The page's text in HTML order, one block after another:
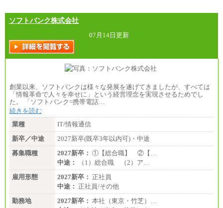
ソフトバンク株式会社
07月14日更新
創業以来、ソフトバンクは様々な発展を遂げてきましたが、すべては
「情報革命で人々を幸せに」という経営理念を実現させるためでし
た。 「ソフトバンク=携帯電話…
続きを読む
業種
IT/情報通信
新卒／中途
2027新卒(既卒3年以内可)・中途
募集職種
2027新卒： ①【総合職】 ②【…
中途：
（1）総合職 （2）ア…
雇用形態
2027新卒： 正社員
中途： 正社員/その他
勤務地
2027新卒： 本社（東京・竹芝）…